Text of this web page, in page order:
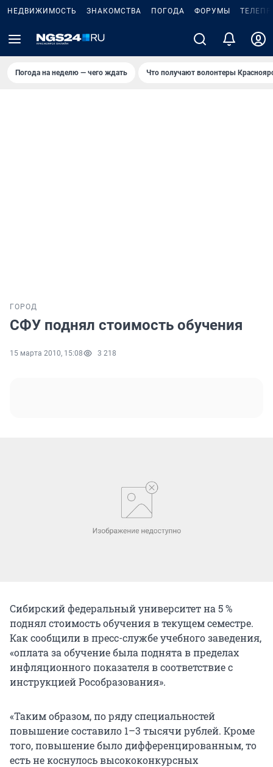
НЕДВИЖИМОСТЬ ЗНАКОМСТВА ПОГОДА ФОРУМЫ
Погода на неделю — чего ждать Что получают волонтеры
ГОРОД
СФУ поднял стоимость обучения
15 марта 2010, 15:08 3 218
Сибирский федеральный университет на 5 %
поднял стоимость обучения в текущем семестре.
Как сообщили в пресс-службе учебного заведения,
«оплата за обучение была поднята в пределах
инфляционного показателя в соответствие с
инструкцией Рособразования».
«Таким образом, по ряду специальностей
повышение составило 1–3 тысячи рублей. Кроме
того, повышение было дифференцированным, то
есть не коснулось высококонкурсных